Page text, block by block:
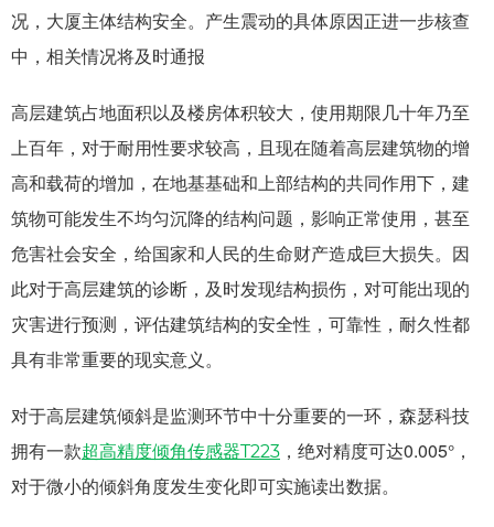
况，大厦主体结构安全。产生震动的具体原因正进一步核查
中，相关情况将及时通报
高层建筑占地面积以及楼房体积较大，使用期限几十年乃至
上百年，对于耐用性要求较高，且现在随着高层建筑物的增
高和载荷的增加，在地基基础和上部结构的共同作用下，建
筑物可能发生不均匀沉降的结构问题，影响正常使用，甚至
危害社会安全，给国家和人民的生命财产造成巨大损失。因
此对于高层建筑的诊断，及时发现结构损伤，对可能出现的
灾害进行预测，评估建筑结构的安全性，可靠性，耐久性都
具有非常重要的现实意义。
对于高层建筑倾斜是监测环节中十分重要的一环，森瑟科技
拥有一款超高精度倾角传感器T223 ，绝对精度可达0.005°，
对于微小的倾斜角度发生变化即可实施读出数据。